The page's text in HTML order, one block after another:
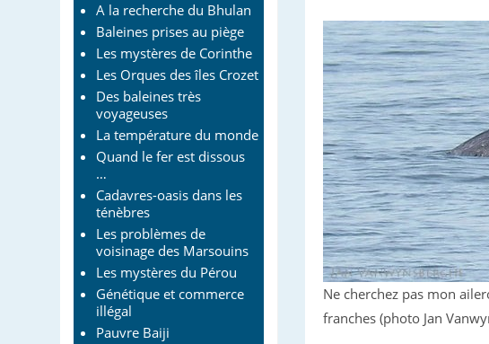
Ne cherchez pas mon
franches (photo Jan
A la recherche du Bhulan
Baleines prises au piège
Les mystères de Corinthe
Les Orques des îles Crozet
Des baleines très
voyageuses
La température du monde
Quand le fer est dissous
…
Cadavres-oasis dans les
ténèbres
Les problèmes de
voisinage des Marsouins
Les mystères du Pérou
Génétique et commerce
illégal
Pauvre Baiji